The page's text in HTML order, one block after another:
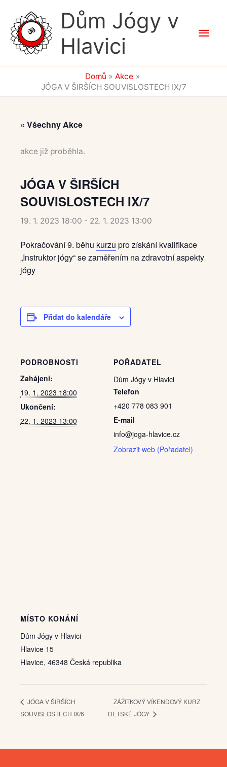
obsah
Dům Jógy v
Hlavici
Domů
Akce
JÓGA V ŠIRŠÍCH SOUVISLOSTECH IX/7
« Všechny Akce
akce již proběhla.
JÓGA V ŠIRŠÍCH
SOUVISLOSTECH IX/7
19. 1. 2023 18:00 - 22. 1. 2023 13:00
Pokračování 9. běhu kurzu pro získání kvalifikace
„Instruktor jógy“ se zaměřením na zdravotní aspekty
jógy
Přidat do kalendáře
PODROBNOSTI
Zahájení:
19. 1. 2023 18:00
Ukončení:
22. 1. 2023 13:00
POŘADATEL
Dům Jógy v Hlavici
Telefon
+420 778 083 901
E-mail
info@joga-hlavice.cz
Zobrazit web (Pořadatel)
MÍSTO KONÁNÍ
Dům Jógy v Hlavici
Hlavice 15
Hlavice, 46348 Česká republika
JÓGA V ŠIRŠÍCH
SOUVISLOSTECH IX/6
ZÁŽITKOVÝ VÍKENDOVÝ KURZ
DĚTSKÉ JÓGY